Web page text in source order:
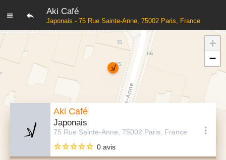
Aki Café
Japonais - 75 Rue Sainte-Anne, 75002 Paris, France
Aki Café
Japonais
75 Rue Sainte-Anne, 75002 Paris, France
0 avis
+
−